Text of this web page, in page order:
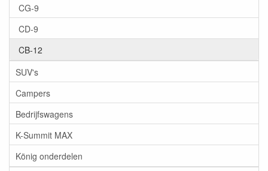
CG-9
CD-9
CB-12
SUV's
Campers
Bedrijfswagens
K-Summit MAX
König onderdelen